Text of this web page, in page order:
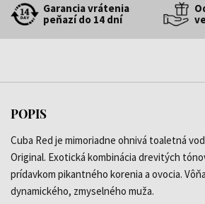
Garancia vrátenia
peňazí do 14 dní
POPIS
Cuba Red je mimoriadne ohnivá toaletná
Original. Exotická kombinácia drevitých
prídavkom pikantného korenia a ovocia.
dynamického, zmyselného muža.